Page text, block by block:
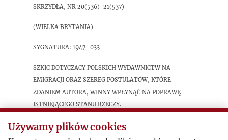
Skrzydła, nr 20(536)-21(537)
(Wielka Brytania)
sygnatura: 1947_033
Szkic dotyczący polskich wydawnictw na
emigracji oraz szereg postulatów, które
zdaniem autora, winny wpłynąć na poprawę
istniejącego stanu rzeczy.
Używamy plików cookies